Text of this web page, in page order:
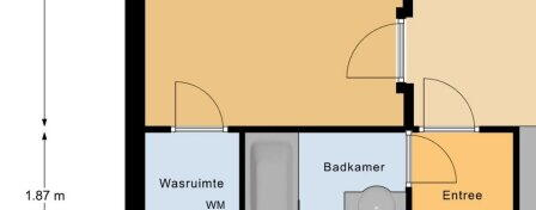
- Anwendbare Materialien und Alterklausel;
Eine einzigartige Chance für alle, die in einer Top-
Location mit allen Komfort und einem Ausblick
wohnen möchten, der niemals langweilig wird!
Openbaar parkeren,